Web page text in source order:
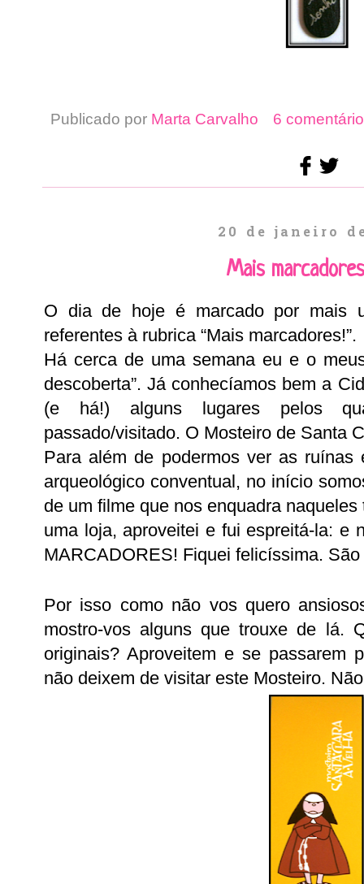
Publicado por Marta Carvalho 6
20 de janeiro
Mais
O dia de hoje é marcado por mais
referentes à rubrica “Mais marcadores!”.
Há cerca de uma semana eu e o
descoberta”. Já conhecíamos bem a
(e há!) alguns lugares pelos
passado/visitado. O Mosteiro de Santa
Para além de podermos ver as ruínas
arqueológico conventual, no início
de um filme que nos enquadra
uma loja, aproveitei e fui espreitá-la: e
MARCADORES! Fiquei felicíssima.
Por isso como não vos quero
mostro-vos alguns que trouxe de lá.
originais? Aproveitem e se passarem
não deixem de visitar este Mosteiro.